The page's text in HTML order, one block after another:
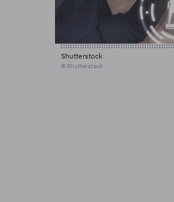
Shutterstock
© Shutterstock